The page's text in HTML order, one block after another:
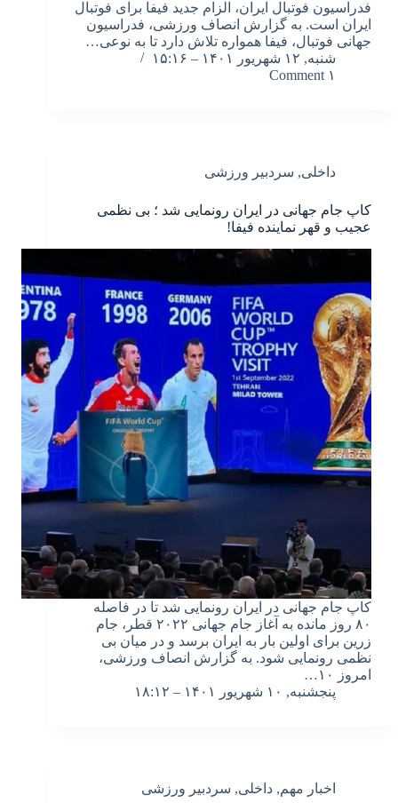
فدراسیون فوتبال ایران، الزام جدید فیفا برای فوتبال
ایران است. به گزارش انصاف ورزشی، فدراسیون
جهانی فوتبال، فیفا همواره تلاش دارد تا به نوعی…
شنبه, ۱۲ شهریور ۱۴۰۱ – ۱۵:۱۶
۱ Comment
داخلی, سردبیر ورزشی
کاپ جام جهانی در ایران رونمایی شد ؛ بی نظمی
عجیب و قهر نماینده فیفا!
کاپ جام جهانی در ایران رونمایی شد تا در فاصله
۸۰ روز مانده به آغاز جام جهانی ۲۰۲۲ قطر، جام
زرین برای اولین بار به ایران برسد و در میان بی
نظمی رونمایی شود. به گزارش انصاف ورزشی،
امروز ۱۰…
پنجشنبه, ۱۰ شهریور ۱۴۰۱ – ۱۸:۱۲
اخبار مهم, داخلی, سردبیر ورزشی